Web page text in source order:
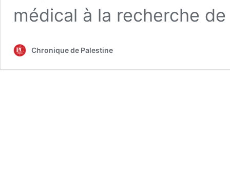
médical à la recherche
Chronique de Palestine